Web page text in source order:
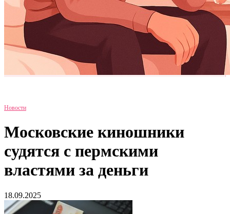
Новости
Московские киношники
судятся с пермскими
властями за деньги
18.09.2025